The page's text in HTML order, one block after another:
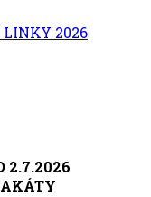
2026
2.7.2026